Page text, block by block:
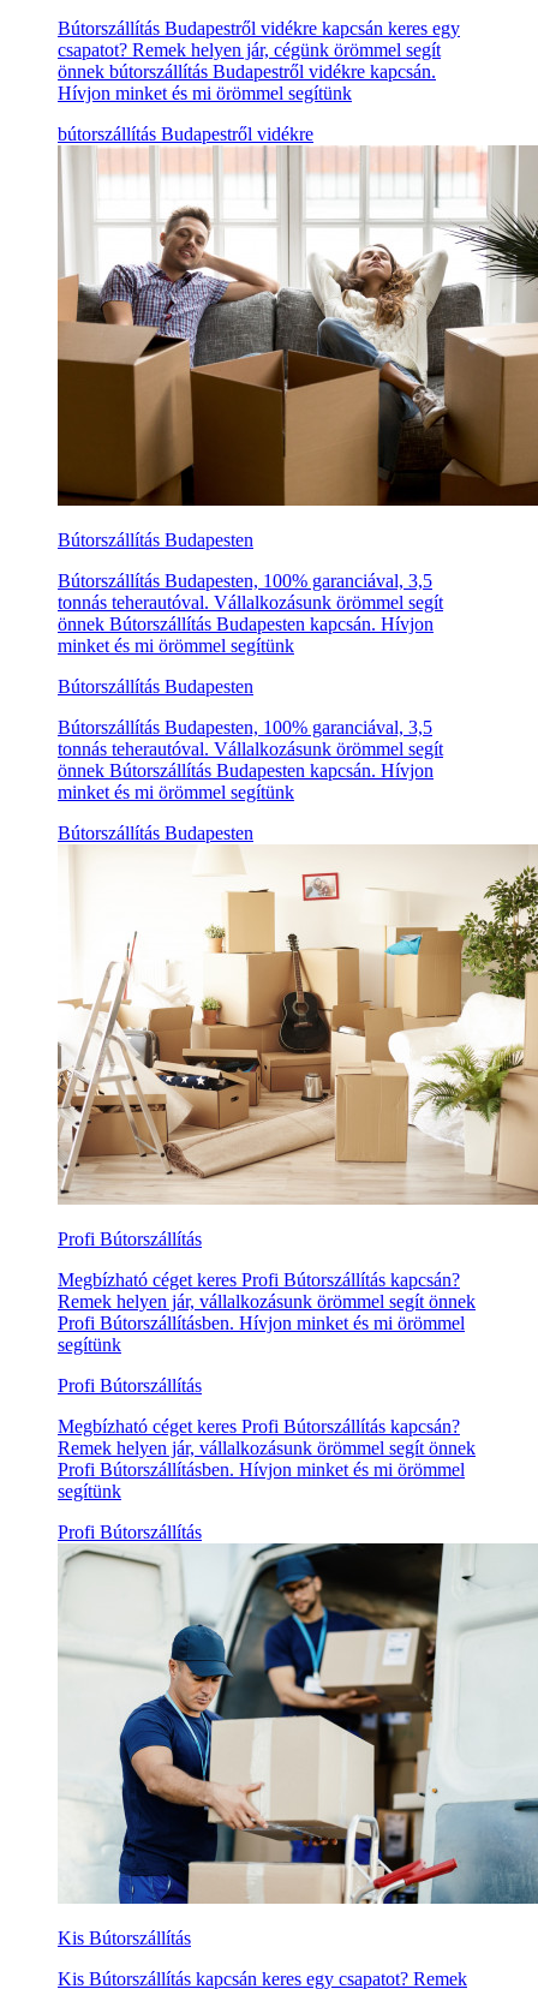
Bútorszállítás Budapestről vidékre kapcsán keres egy
csapatot? Remek helyen jár, cégünk örömmel segít
önnek bútorszállítás Budapestről vidékre kapcsán.
Hívjon minket és mi örömmel segítünk
bútorszállítás Budapestről vidékre
Bútorszállítás Budapesten
Bútorszállítás Budapesten, 100% garanciával, 3,5
tonnás teherautóval. Vállalkozásunk örömmel segít
önnek Bútorszállítás Budapesten kapcsán. Hívjon
minket és mi örömmel segítünk
Bútorszállítás Budapesten
Bútorszállítás Budapesten, 100% garanciával, 3,5
tonnás teherautóval. Vállalkozásunk örömmel segít
önnek Bútorszállítás Budapesten kapcsán. Hívjon
minket és mi örömmel segítünk
Bútorszállítás Budapesten
Profi Bútorszállítás
Megbízható céget keres Profi Bútorszállítás kapcsán?
Remek helyen jár, vállalkozásunk örömmel segít önnek
Profi Bútorszállításben. Hívjon minket és mi örömmel
segítünk
Profi Bútorszállítás
Megbízható céget keres Profi Bútorszállítás kapcsán?
Remek helyen jár, vállalkozásunk örömmel segít önnek
Profi Bútorszállításben. Hívjon minket és mi örömmel
segítünk
Profi Bútorszállítás
Kis Bútorszállítás
Kis Bútorszállítás kapcsán keres egy csapatot? Remek